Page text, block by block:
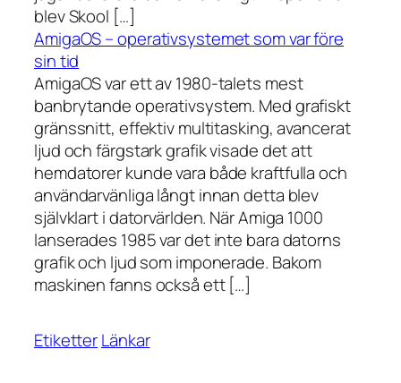
blev Skool […]
AmigaOS – operativsystemet som var före
sin tid
AmigaOS var ett av 1980-talets mest
banbrytande operativsystem. Med grafiskt
gränssnitt, effektiv multitasking, avancerat
ljud och färgstark grafik visade det att
hemdatorer kunde vara både kraftfulla och
användarvänliga långt innan detta blev
självklart i datorvärlden. När Amiga 1000
lanserades 1985 var det inte bara datorns
grafik och ljud som imponerade. Bakom
maskinen fanns också ett […]
EtiketterLänkar